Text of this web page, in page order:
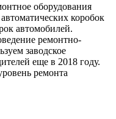
оборудования
коробок
автомобилей.
ремонтно-
заводское
еще в 2018 году.
ремонта